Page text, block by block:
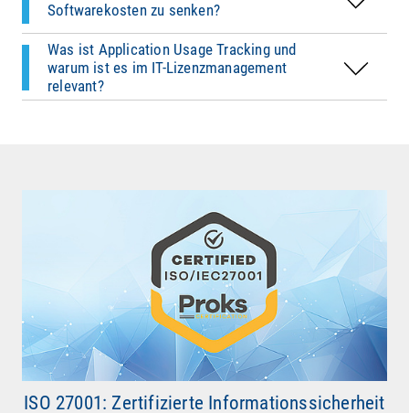
Softwarekosten zu senken?
Was ist Application Usage Tracking und
warum ist es im IT-Lizenzmanagement
relevant?
Lizenzmanagement entscheidend, um gezielt auf
Bedarf zu lizenzieren – statt nach Bauchgefühl
oder pauschal.
ISO 27001: Zertifizierte Informationssicherheit